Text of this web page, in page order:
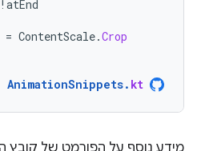
! atEnd
= ContentScale.Crop
AnimationSnippets. kt